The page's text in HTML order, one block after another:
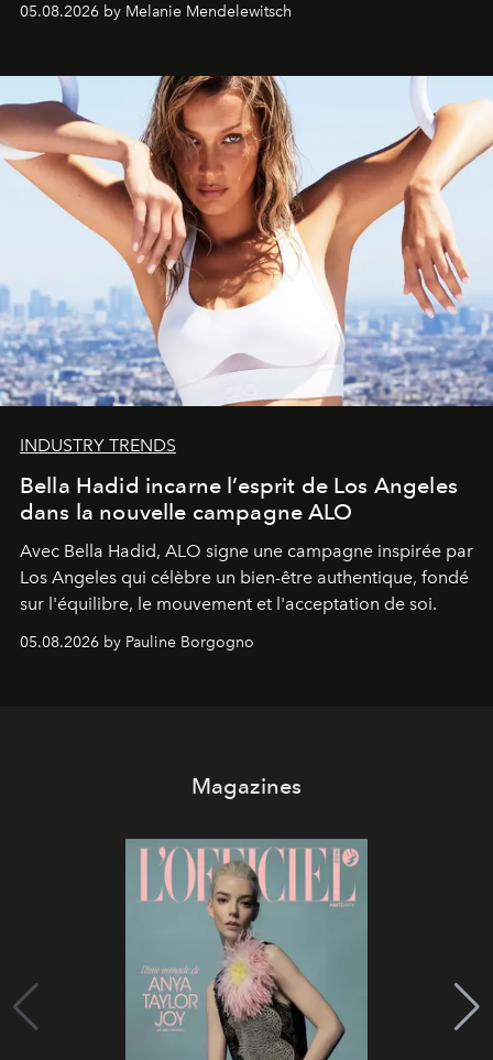
05.08.2026 by Melanie Mendelewitsch
INDUSTRY TRENDS
Bella Hadid incarne l’esprit de Los Angeles
dans la nouvelle campagne ALO
Avec Bella Hadid, ALO signe une campagne inspirée par
Los Angeles qui célèbre un bien-être authentique, fondé
sur l'équilibre, le mouvement et l'acceptation de soi.
05.08.2026 by Pauline Borgogno
Magazines